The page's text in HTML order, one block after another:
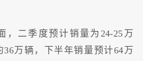
，二季度预计销量为24-25万
万辆，下半年销量预计64万